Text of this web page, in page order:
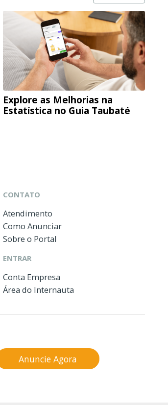
Explore as Melhorias na
Estatística no Guia Taubaté
CONTATO
Atendimento
Como Anunciar
Sobre o Portal
ENTRAR
Conta Empresa
Área do Internauta
Anuncie Agora